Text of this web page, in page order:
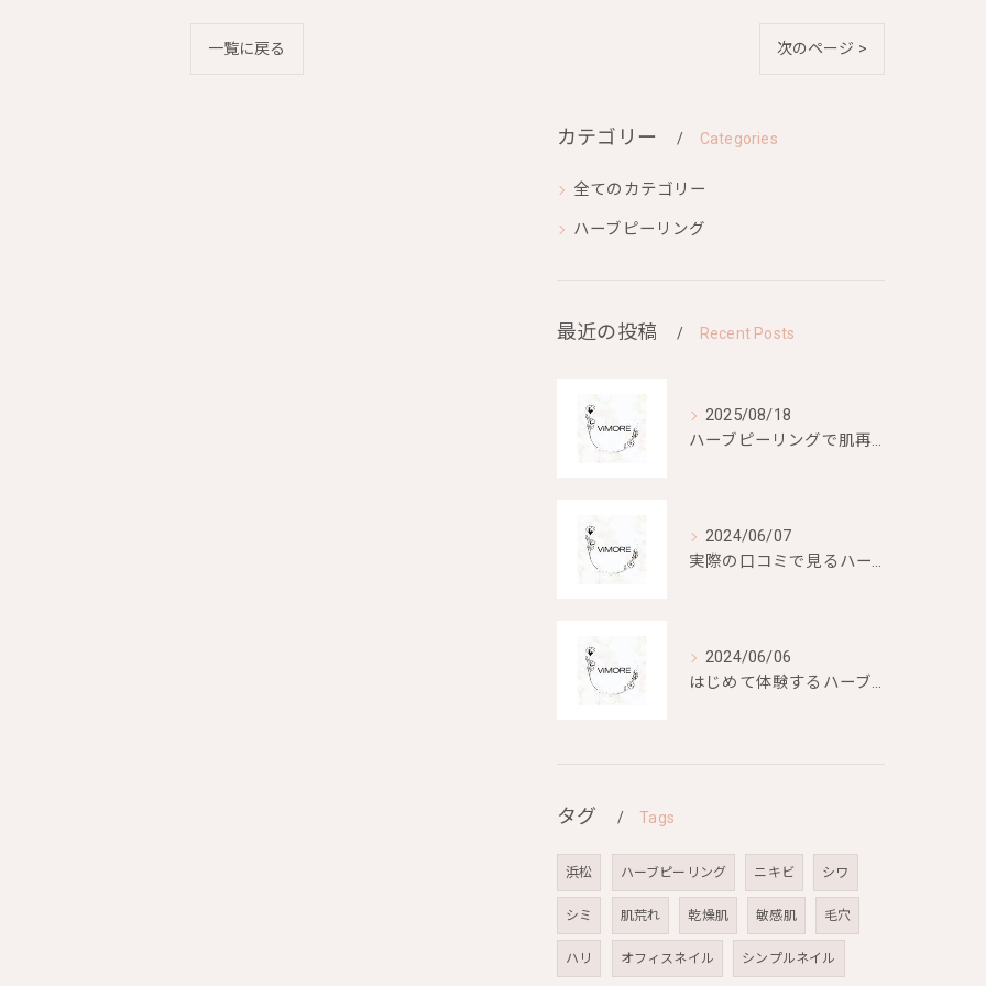
一覧に戻る 次のページ >
カテゴリー Categories
全てのカテゴリー
ハーブピーリング
最近の投稿 Recent Posts
2025/08/18
ハーブピーリングで肌再生を目指す
2024/06/07
実際の口コミで見るハーブピーリングの効果と評判
2024/06/06
はじめて体験するハーブピーリングの美容効果とは？
タグ Tags
浜松 ハーブピーリング ニキビ シワ
シミ 肌荒れ 乾燥肌 敏感肌 毛穴
ハリ オフィスネイル シンプルネイル